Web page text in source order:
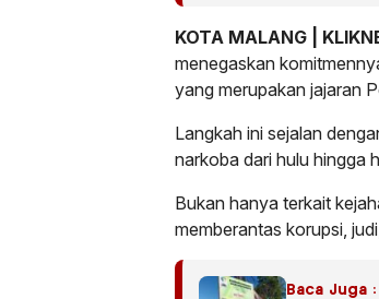
KOTA MALANG |
menegaskan
yang merupakan jajaran
Langkah ini sejalan
narkoba dari hulu hingga
Bukan hanya terkait
memberantas korupsi,
Baca Juga :